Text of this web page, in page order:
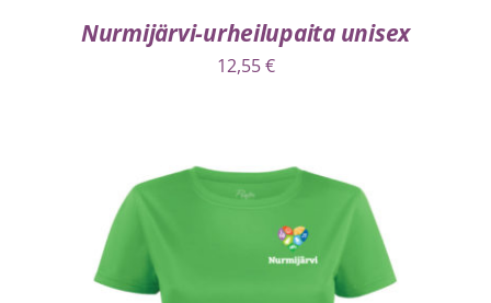
Nurmijärvi-urheilupaita unisex
12,55€